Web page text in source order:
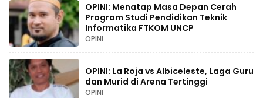
OPINI: Menatap Masa Depan Cerah
Program Studi Pendidikan Teknik
Informatika FTKOM UNCP
OPINI
OPINI: La Roja vs Albiceleste, Laga Guru
dan Murid di Arena Tertinggi
OPINI